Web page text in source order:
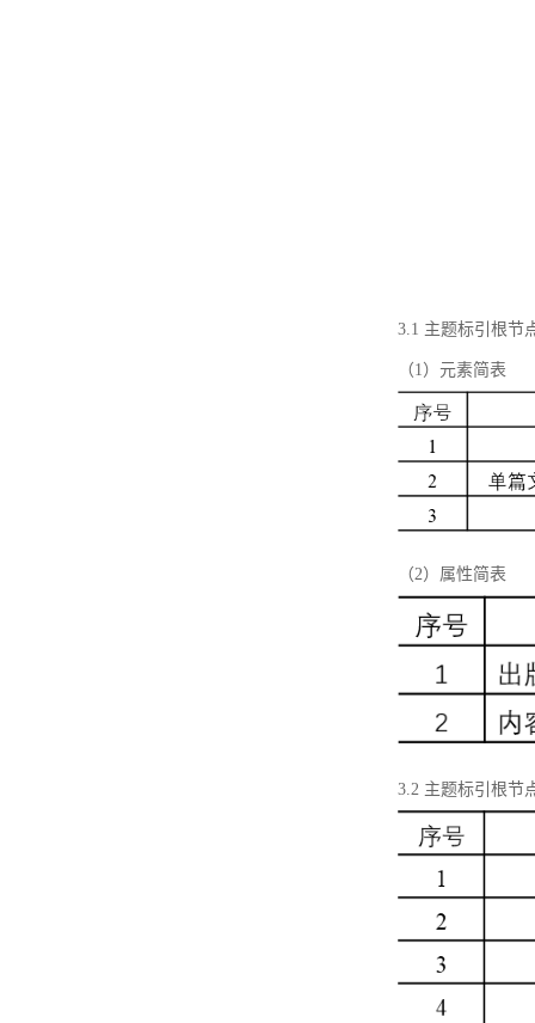
3.1 主题标引根节
（1）元素简表
（2）属性简表
3.2 主题标引根节